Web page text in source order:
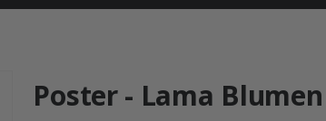
Poster - Lama